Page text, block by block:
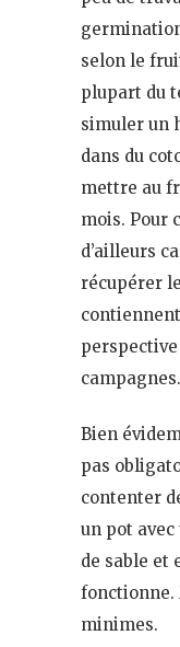
selon le
plupart du
simuler un
dans du
mettre au
mois. Pour
d’ailleurs
récupérer
campagnes.
Bien
pas
contenter
un pot
de sable et
fonctionne.
minimes.